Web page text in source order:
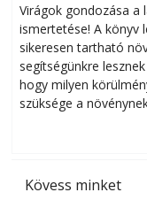
Virágok gondozása a
ismertetése! A könyv
sikeresen tart­ha­tó
segítségünkre
hogy milyen
szüksége a
Kövess minket